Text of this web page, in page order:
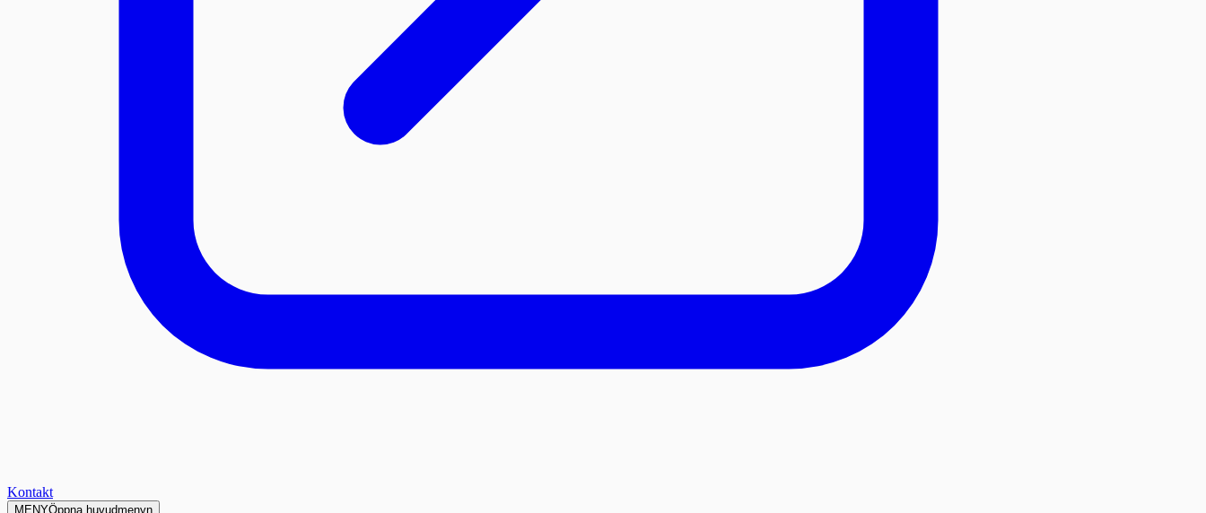
Kontakt
MENYÖppna huvudmenyn